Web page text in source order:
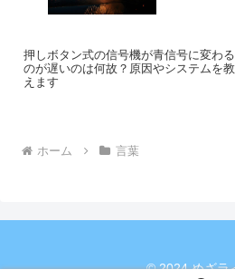
押しボタン式の信号機が青信号に変わる
のが遅いのは何故？原因やシステムを教
えます
ホーム 言葉
© 2024 めざラ